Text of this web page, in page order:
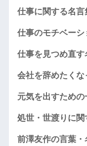
仕事に関する名言
仕事のモチベー
仕事を見つめ直す
会社を辞めたく
元気を出すため
処世・世渡りに関
前澤友作の言葉・